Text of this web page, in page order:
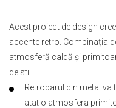
Acest proiect de design
accente retro. Combinația
atmosferă caldă și
de stil.
Retrobarul din metal va
atat o atmosfera
images
gallery